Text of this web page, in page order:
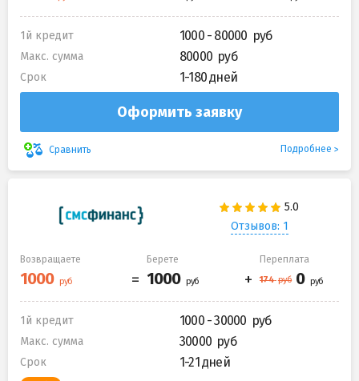
1й кредит 1000 - 80000
Макс. сумма 80000
Срок 1-180 дней
Оформить заявку
Сравнить Подробнее
Отзывов: 1
Возвращаете Берете Переплата
1й кредит 1000 - 30000
Макс. сумма 30000
Срок 1-21 дней